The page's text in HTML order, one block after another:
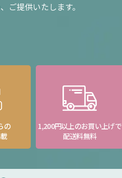
ご提供いたします。
の
1,200円以上のお買い上げで
配送料無料